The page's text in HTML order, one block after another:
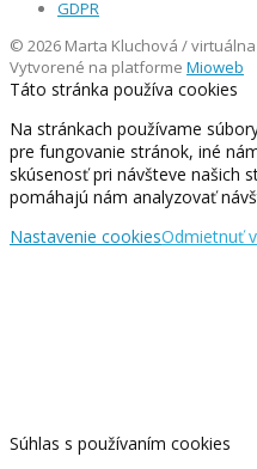
GDPR
© 2026 Marta Kluchová /
Vytvorené na platforme Mioweb
Táto stránka používa cookies
Na stránkach používame
pre fungovanie stránok, iné
skúsenosť pri návšteve našich
pomáhajú nám analyzovať
Nastavenie cookiesOdmietnuť
Súhlas s používaním cookies